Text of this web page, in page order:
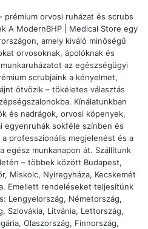
táskák orvosi ruházat
— elfér benne
vagy váltócipő.
rendszeres mosásra
fenntartható a
prémium orvosi ruházat és scrubs
A ModernBHP | Medical Store egy
amely kiváló minőségű
orvosoknak, ápolóknak és
az egészségügyi
scrubjaink a kényelmet,
ötvözik – tökéletes választás
Kínálatunkban
és nadrágok, orvosi köpenyek,
egyenruhák sokféle színben és
professzionális megjelenést és a
egész munkanapon át. Szállítunk
– többek között Budapest,
Miskolc, Nyíregyháza, Kecskemét
Emellett rendeléseket teljesítünk
Lengyelország, Németország,
Szlovákia, Litvánia, Lettország,
Olaszország, Finnország,